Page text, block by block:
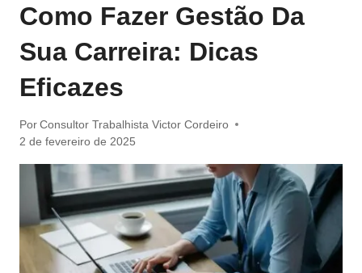
Como Fazer Gestão Da
Sua Carreira: Dicas
Eficazes
Por Consultor Trabalhista Victor Cordeiro
2 de fevereiro de 2025